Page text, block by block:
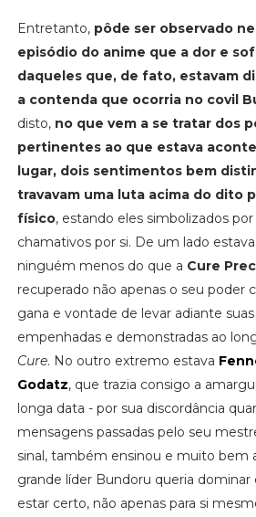
Entretanto, pôde ser observado
episódio do anime que a dor e
daqueles que, de fato, estavam
a contenda que ocorria no covil
disto, no que vem a se tratar dos
pertinentes ao que estava
lugar, dois sentimentos bem
travavam uma luta acima do dito
físico, estando eles simbolizados
chamativos por si. De um lado
ninguém menos do que a Cure
recuperado não apenas o seu poder
gana e vontade de levar adiante
empenhadas e demonstradas ao
Cure. No outro extremo estava
Godatz, que trazia consigo a
longa data - por sua discordância
mensagens passadas pelo seu
sinal, também ensinou e muito bem
grande líder Bundoru queria dominar
estar certo, não apenas para si